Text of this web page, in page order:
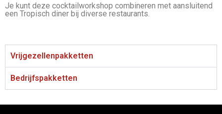
Je kunt deze cocktailworkshop combineren met aansluitend
een Tropisch diner bij diverse restaurants.
Vrijgezellenpakketten
Bedrijfspakketten